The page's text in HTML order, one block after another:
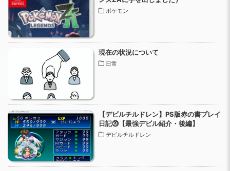
ポケモン
現在の状況について
日常
【デビルチルドレン】PS版赤の書プレイ
日記⑳【最強デビル紹介・後編】
デビルチルドレン